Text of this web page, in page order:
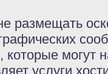
размещать
которые могут
услуги